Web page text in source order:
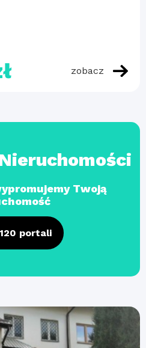
zobacz
Twoją
portali